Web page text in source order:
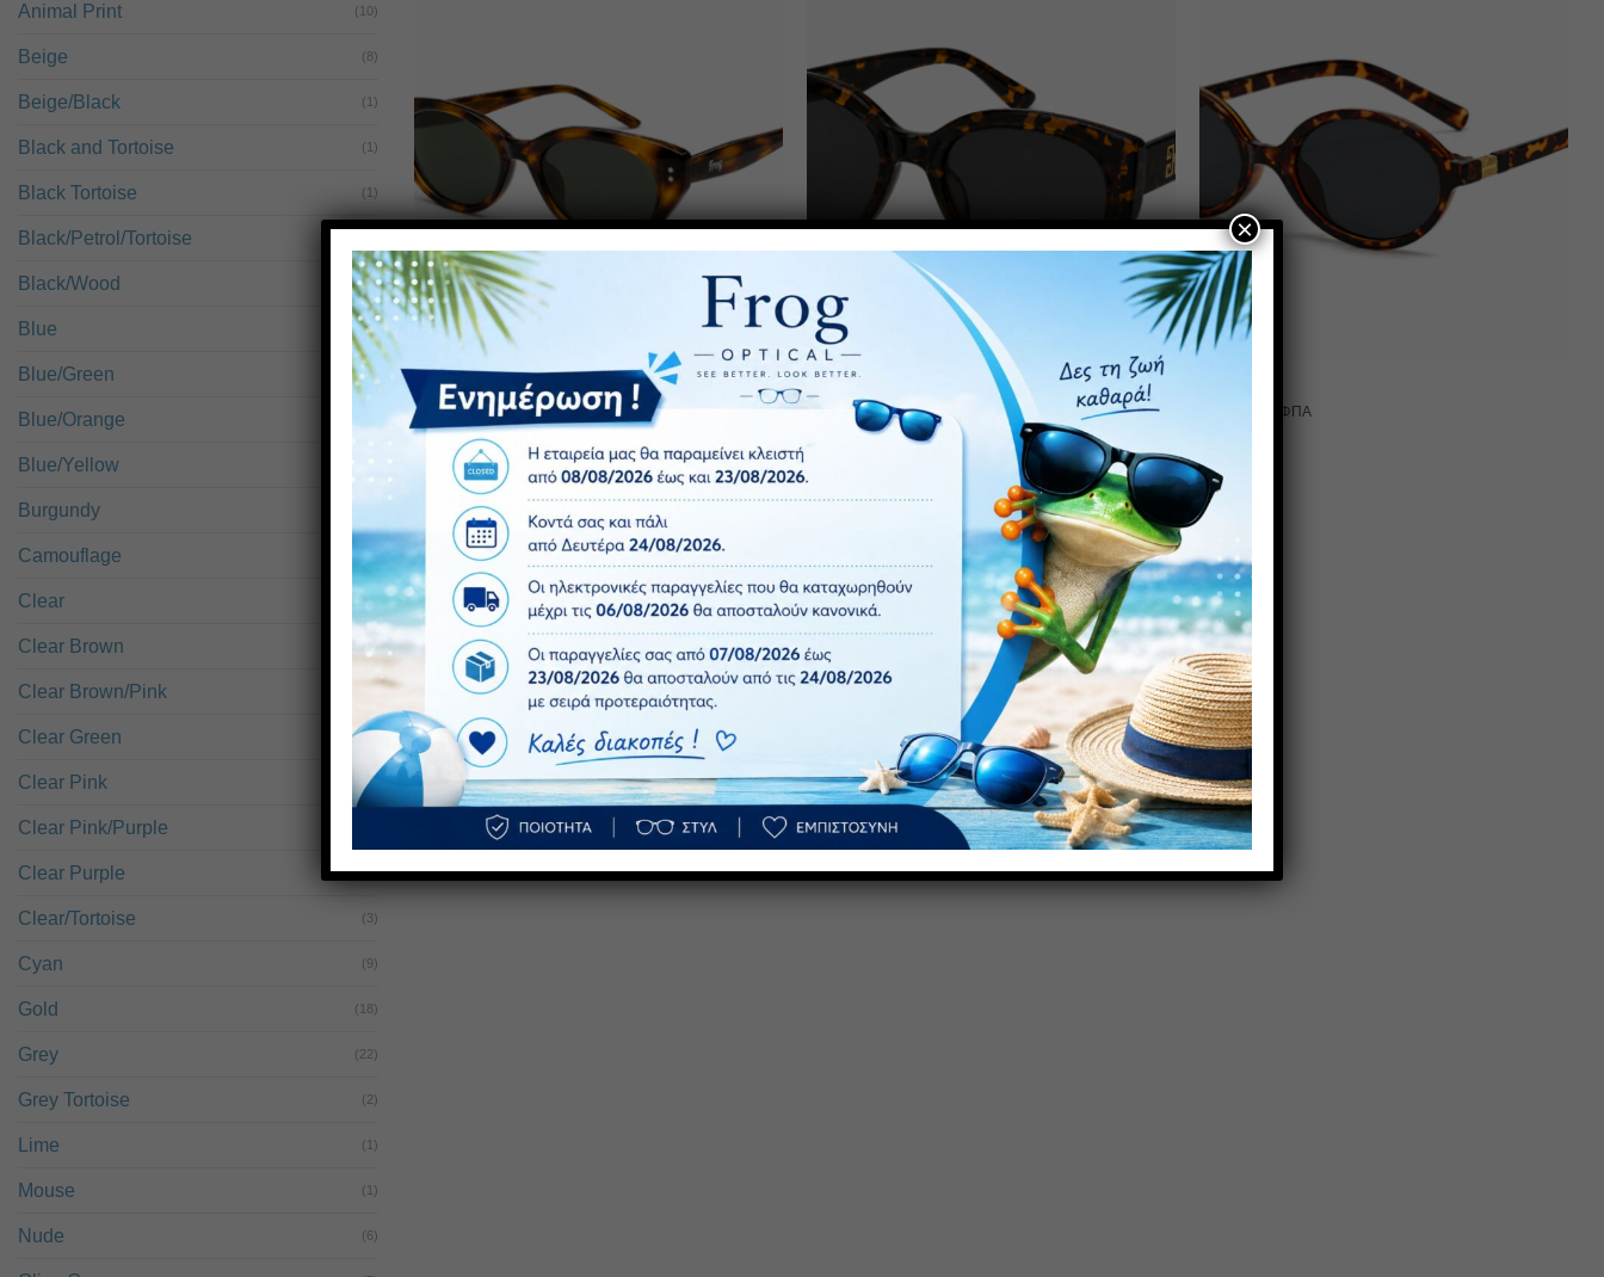
Animal Print (10)
Beige (8)
Beige/Black (1)
Black and Tortoise (1)
Black Tortoise (1)
Black/Petrol/Tortoise
Black/Wood (2)
Blue (72)
Blue/Green (1)
Blue/Orange
Blue/Yellow
Burgundy
Camouflage (1)
Clear (5)
Clear Brown (1)
Clear Brown/Pink (1)
Clear Green (1)
Clear Pink (2)
Clear Pink/Purple
Clear Purple (1)
Clear/Tortoise (3)
Cyan (9)
Gold (18)
Grey (22)
Grey Tortoise (2)
Lime (1)
Mouse (1)
Nude (6)
GOLD AS 427
39,00€ με ΦΠΑ
30,00€ με ΦΠΑ με ΦΠΑ
×